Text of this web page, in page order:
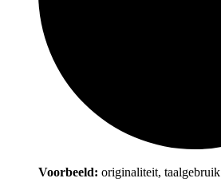
Voorbeeld: originaliteit, taalgebruik